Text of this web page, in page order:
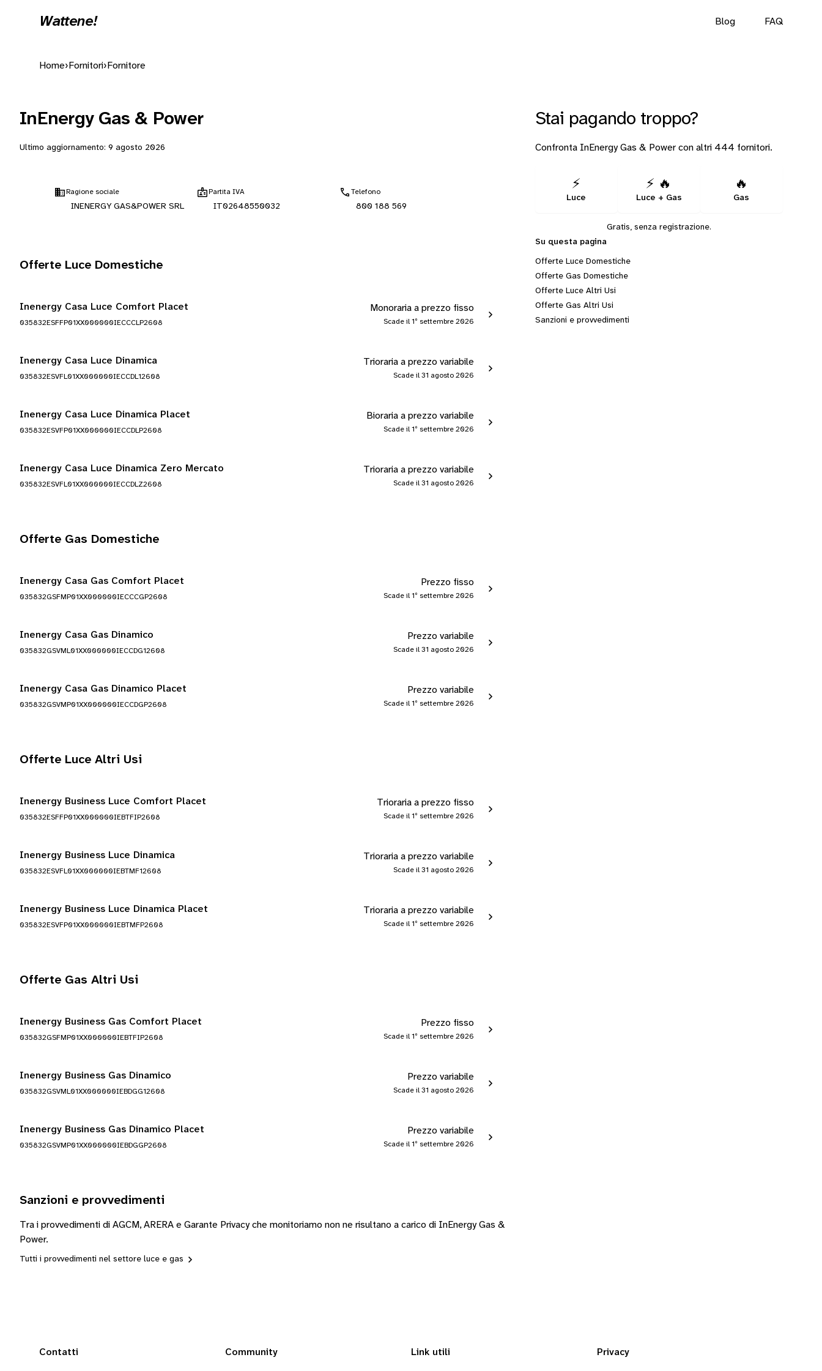
Wattene! Blog FAQ
Home› Fornitori› Fornitore
InEnergy Gas & Power
Ultimo aggiornamento: 9 agosto 2026
Ragione sociale
INENERGY GAS&POWER SRL
Partita IVA
IT02648550032
Telefono
800 188 569
Offerte Luce Domestiche
Inenergy Casa Luce Comfort Placet
035832ESFFP01XX000000IECCCLP2608
Monoraria a prezzo fisso
Scade il 1º settembre 2026
Inenergy Casa Luce Dinamica
035832ESVFL01XX000000IECCDL12608
Trioraria a prezzo variabile
Scade il 31 agosto 2026
Inenergy Casa Luce Dinamica Placet
035832ESVFP01XX000000IECCDLP2608
Bioraria a prezzo variabile
Scade il 1º settembre 2026
Inenergy Casa Luce Dinamica Zero Mercato
035832ESVFL01XX000000IECCDLZ2608
Trioraria a prezzo variabile
Scade il 31 agosto 2026
Offerte Gas Domestiche
Inenergy Casa Gas Comfort Placet
035832GSFMP01XX000000IECCCGP2608
Prezzo fisso
Scade il 1º settembre 2026
Inenergy Casa Gas Dinamico
035832GSVML01XX000000IECCDG12608
Prezzo variabile
Scade il 31 agosto 2026
Inenergy Casa Gas Dinamico Placet
035832GSVMP01XX000000IECCDGP2608
Prezzo variabile
Scade il 1º settembre 2026
Offerte Luce Altri Usi
Inenergy Business Luce Comfort Placet
035832ESFFP01XX000000IEBTFIP2608
Trioraria a prezzo fisso
Scade il 1º settembre 2026
Inenergy Business Luce Dinamica
035832ESVFL01XX000000IEBTMF12608
Trioraria a prezzo variabile
Scade il 31 agosto 2026
Inenergy Business Luce Dinamica Placet
035832ESVFP01XX000000IEBTMFP2608
Trioraria a prezzo variabile
Scade il 1º settembre 2026
Offerte Gas Altri Usi
Inenergy Business Gas Comfort Placet
035832GSFMP01XX000000IEBTFIP2608
Prezzo fisso
Scade il 1º settembre 2026
Inenergy Business Gas Dinamico
035832GSVML01XX000000IEBDGG12608
Prezzo variabile
Scade il 31 agosto 2026
Inenergy Business Gas Dinamico Placet
035832GSVMP01XX000000IEBDGGP2608
Prezzo variabile
Scade il 1º settembre 2026
Sanzioni e provvedimenti
Tra i provvedimenti di AGCM, ARERA e Garante Privacy che monitoriamo non ne risultano a carico di InEnergy Gas &
Power.
Tutti i provvedimenti nel settore luce e gas
Stai pagando troppo?
Confronta InEnergy Gas & Power con altri 444 fornitori.
⚡
Luce
⚡ 🔥
Luce + Gas
🔥
Gas
Gratis, senza registrazione.
Su questa pagina
Offerte Luce Domestiche
Offerte Gas Domestiche
Offerte Luce Altri Usi
Offerte Gas Altri Usi
Sanzioni e provvedimenti
Contatti Community Link utili Privacy